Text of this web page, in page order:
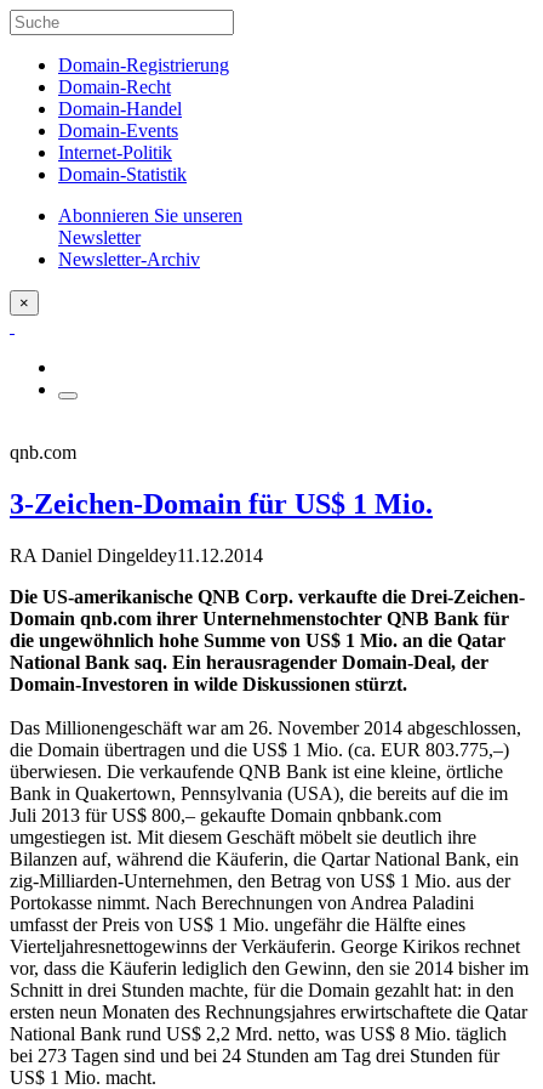
Domain-Registrierung
Domain-Recht
Domain-Handel
Domain-Events
Internet-Politik
Domain-Statistik
Abonnieren Sie unseren
Newsletter
Newsletter-Archiv
×
qnb.com
3-Zeichen-Domain für US$ 1 Mio.
RA Daniel Dingeldey11.12.2014
Die US-amerikanische QNB Corp. verkaufte die Drei-Zeichen-
Domain qnb.com ihrer Unternehmenstochter QNB Bank für
die ungewöhnlich hohe Summe von US$ 1 Mio. an die Qatar
National Bank saq. Ein herausragender Domain-Deal, der
Domain-Investoren in wilde Diskussionen stürzt.
Das Millionengeschäft war am 26. November 2014 abgeschlossen,
die Domain übertragen und die US$ 1 Mio. (ca. EUR 803.775,–)
überwiesen. Die verkaufende QNB Bank ist eine kleine, örtliche
Bank in Quakertown, Pennsylvania (USA), die bereits auf die im
Juli 2013 für US$ 800,– gekaufte Domain qnbbank.com
umgestiegen ist. Mit diesem Geschäft möbelt sie deutlich ihre
Bilanzen auf, während die Käuferin, die Qartar National Bank, ein
zig-Milliarden-Unternehmen, den Betrag von US$ 1 Mio. aus der
Portokasse nimmt. Nach Berechnungen von Andrea Paladini
umfasst der Preis von US$ 1 Mio. ungefähr die Hälfte eines
Vierteljahresnettogewinns der Verkäuferin. George Kirikos rechnet
vor, dass die Käuferin lediglich den Gewinn, den sie 2014 bisher im
Schnitt in drei Stunden machte, für die Domain gezahlt hat: in den
ersten neun Monaten des Rechnungsjahres erwirtschaftete die Qatar
National Bank rund US$ 2,2 Mrd. netto, was US$ 8 Mio. täglich
bei 273 Tagen sind und bei 24 Stunden am Tag drei Stunden für
US$ 1 Mio. macht.